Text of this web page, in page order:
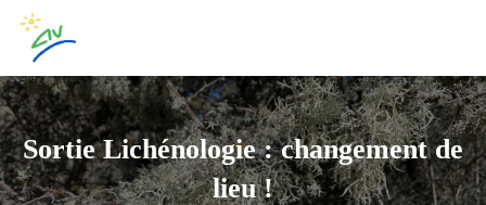
Sortie Lichénologie : changement de
lieu !